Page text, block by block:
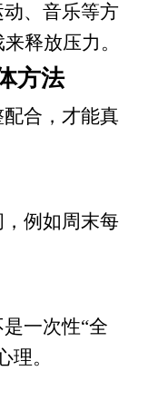
、音乐等方
释放压力。
方法
合，才能真
例如周末每
一次性“全
理。